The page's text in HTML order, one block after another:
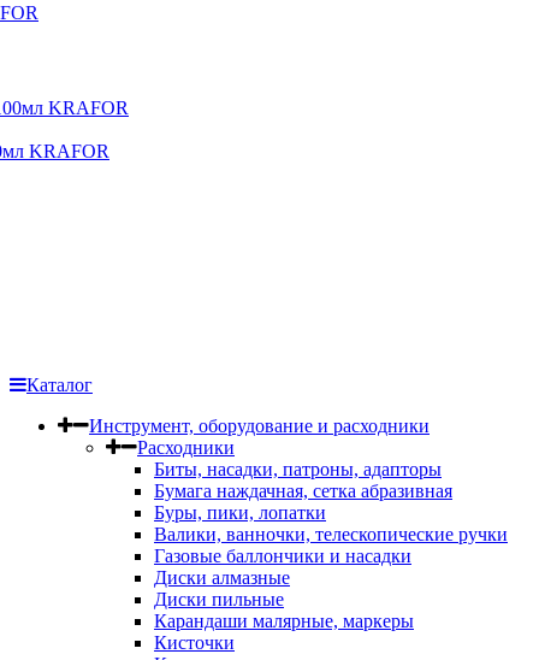
KRAFOR
Каталог
Инструмент, оборудование и расходники
Расходники
Биты, насадки, патроны, адапторы
Бумага наждачная, сетка абразивная
Буры, пики, лопатки
Валики, ванночки, телескопические ручки
Газовые баллончики и насадки
Диски алмазные
Диски пильные
Карандаши малярные, маркеры
Кисточки